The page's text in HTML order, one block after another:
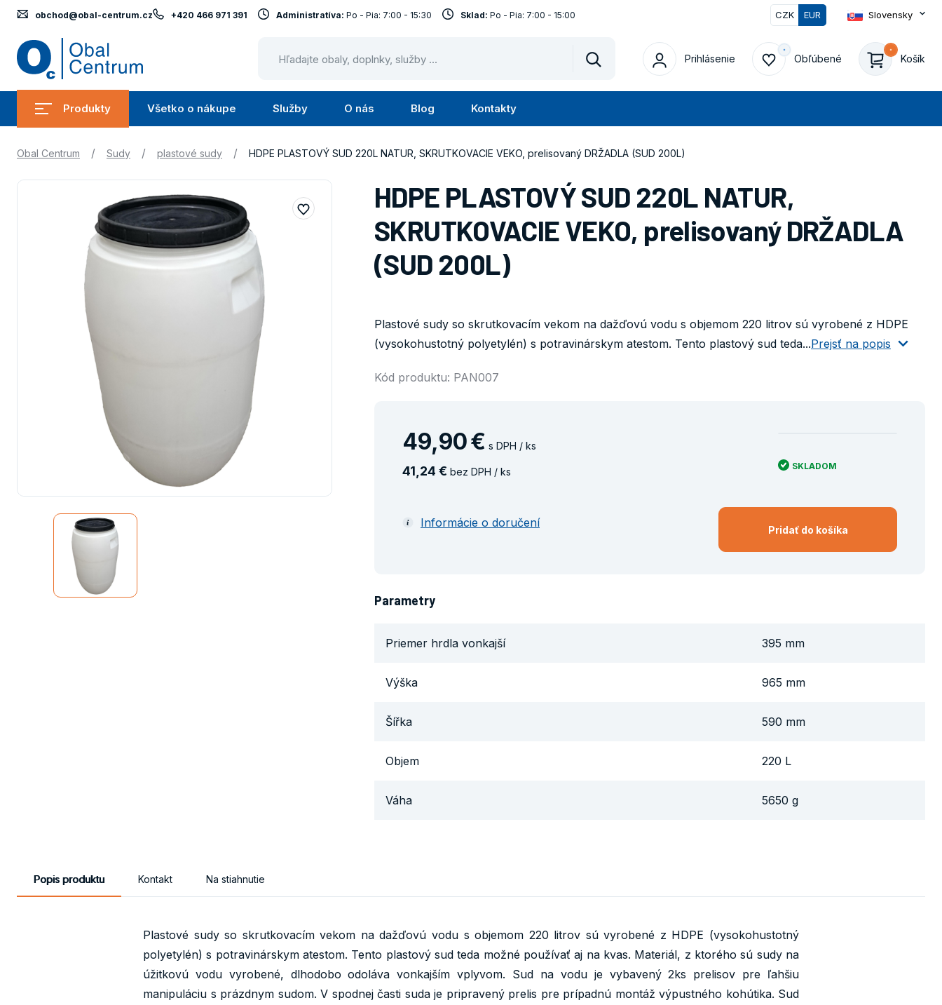
CZK EUR Slovensky
Vyhledat
Prihlásenie Obľúbené Košík
Produkty
Submenu
Produkty
Všetko o nákupe
Submenu
Všetko
Služby
Submenu
Služby
O nás
Submenu
O
Blog Kontakty
obchod@obal-centrum.cz +420 466 971 391 Administratíva: Po - Pia: 7:00 - 15:30 Sklad: Po - Pia: 7:00 - 15:00
Obal Centrum / Sudy / plastové sudy / HDPE PLASTOVÝ SUD 220L NATUR, SKRUTKOVACIE VEKO, prelisovaný DRŽADLA (SUD 200L)
HDPE PLASTOVÝ SUD 220L NATUR,
SKRUTKOVACIE VEKO, prelisovaný DRŽADLA
(SUD 200L)
Plastové sudy so skrutkovacím vekom na dažďovú vodu s objemom 220 litrov sú vyrobené z HDPE
(vysokohustotný polyetylén) s potravinárskym atestom. Tento plastový sud teda...Prejsť na popis
Kód produktu: PAN007
49,90€ s DPH / ks
41 24 € bez DPH / ks SKLADOM
Informácie o doručení Pridať do košíka
Parametry
Priemer hrdla vonkajší 395 mm
Výška 965 mm
Šířka 590 mm
Objem 220 L
Váha 5650 g
Popis produktu Kontakt Na stiahnutie
Plastové sudy so skrutkovacím vekom na dažďovú vodu s objemom 220 litrov sú vyrobené z HDPE (vysokohustotný
polyetylén) s potravinárskym atestom. Tento plastový sud teda možné používať aj na kvas. Materiál, z ktorého sú sudy na
úžitkovú vodu vyrobené, dlhodobo odoláva vonkajším vplyvom. Sud na vodu je vybavený 2ks prelisov pre ľahšiu
manipuláciu s prázdnym sudom. V spodnej časti suda je pripravený prelis pre prípadnú montáž výpustného kohútika. Sud